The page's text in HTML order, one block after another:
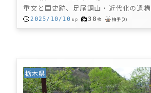
重文と国史跡、足尾銅山・近代化の遺構
2025/10/10 up 38枚 拍手(0)
栃木県